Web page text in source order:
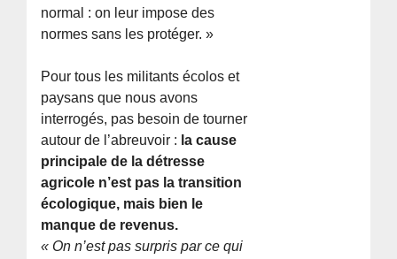
normal : on leur impose des
normes sans les protéger. »
Pour tous les militants écolos et
paysans que nous avons
interrogés, pas besoin de tourner
autour de l’abreuvoir : la cause
principale de la détresse
agricole n’est pas la transition
écologique, mais bien le
manque de revenus.
« On n’est pas surpris par ce qui